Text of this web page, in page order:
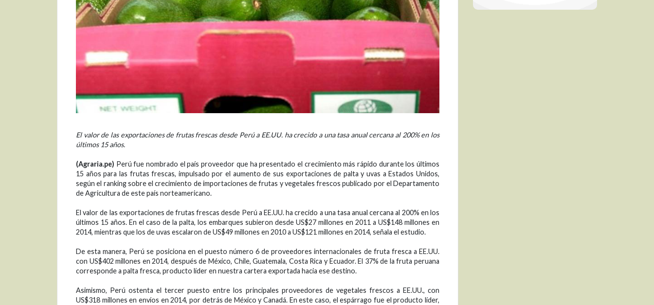
El valor de las exportaciones de frutas frescas desde Perú a EE.UU. ha crecido a una tasa anual cercana al 200% en los
últimos 15 años.
(Agraria.pe) Perú fue nombrado el país proveedor que ha presentado el crecimiento más rápido durante los últimos
15 años para las frutas frescas, impulsado por el aumento de sus exportaciones de palta y uvas a Estados Unidos,
según el ranking sobre el crecimiento de importaciones de frutas y vegetales frescos publicado por el Departamento
de Agricultura de este país norteamericano.
El valor de las exportaciones de frutas frescas desde Perú a EE.UU. ha crecido a una tasa anual cercana al 200% en los
últimos 15 años. En el caso de la palta, los embarques subieron desde US$27 millones en 2011 a US$148 millones en
2014, mientras que los de uvas escalaron de US$49 millones en 2010 a US$121 millones en 2014, señala el estudio.
De esta manera, Perú se posiciona en el puesto número 6 de proveedores internacionales de fruta fresca a EE.UU.
con US$402 millones en 2014, después de México, Chile, Guatemala, Costa Rica y Ecuador. El 37% de la fruta peruana
corresponde a palta fresca, producto líder en nuestra cartera exportada hacia ese destino.
Asimismo, Perú ostenta el tercer puesto entre los principales proveedores de vegetales frescos a EE.UU., con
US$318 millones en envíos en 2014, por detrás de México y Canadá. En este caso, el espárrago fue el producto líder,